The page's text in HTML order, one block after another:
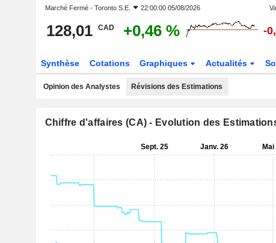
Marché Fermé - Toronto S.E. 22:00:00 05/08/2026
128,01 CAD +0,46 % -
Synthèse Cotations Graphiques Actualités
Opinion des Analystes Révisions des Estimations
Chiffre d'affaires (CA) - Evolution des